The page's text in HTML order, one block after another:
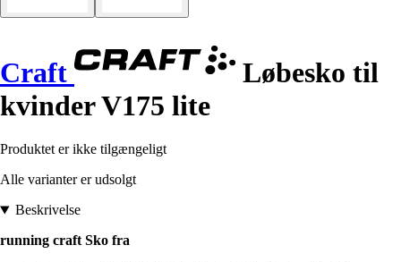
Craft
Løbesko til
kvinder V175 lite
Produktet er ikke tilgængeligt
Alle varianter er udsolgt
Beskrivelse
running craft Sko fra